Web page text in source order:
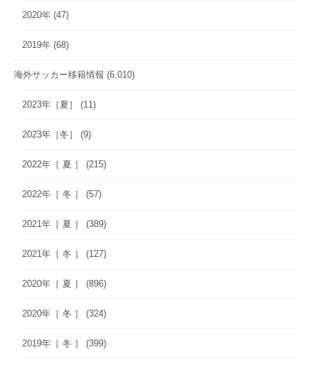
2020年 (47)
2019年 (68)
海外サッカー移籍情報 (6,010)
2023年［夏］ (11)
2023年［冬］ (9)
2022年［ 夏 ］ (215)
2022年［ 冬 ］ (57)
2021年［ 夏 ］ (389)
2021年［ 冬 ］ (127)
2020年［ 夏 ］ (896)
2020年［ 冬 ］ (324)
2019年［ 冬 ］ (399)